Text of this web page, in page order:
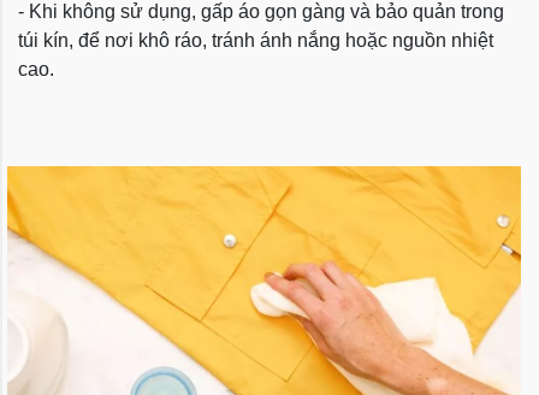
- Khi không sử dụng, gấp áo gọn gàng và bảo quản trong
túi kín, để nơi khô ráo, tránh ánh nắng hoặc nguồn nhiệt
cao.